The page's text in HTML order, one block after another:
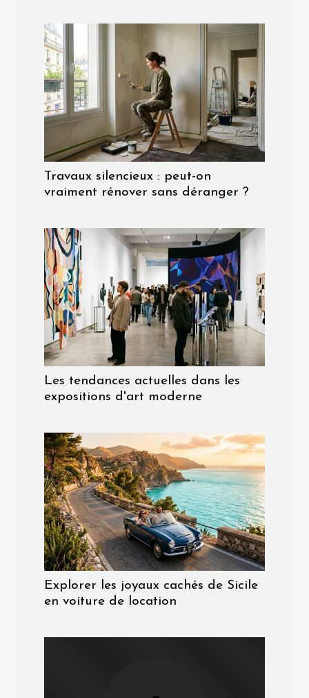
Travaux silencieux : peut-on
vraiment rénover sans déranger ?
Les tendances actuelles dans les
expositions d'art moderne
Explorer les joyaux cachés de Sicile
en voiture de location